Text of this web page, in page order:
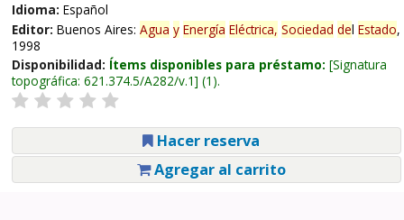
Idioma: Español
Editor: Buenos Aires: Agua y Energía Eléctrica, Sociedad del Estado,
1998
Disponibilidad: Ítems disponibles para préstamo: Signatura
topográfica: 621.374.5/A282/v.1 (1).
Hacer reserva
Agregar al carrito